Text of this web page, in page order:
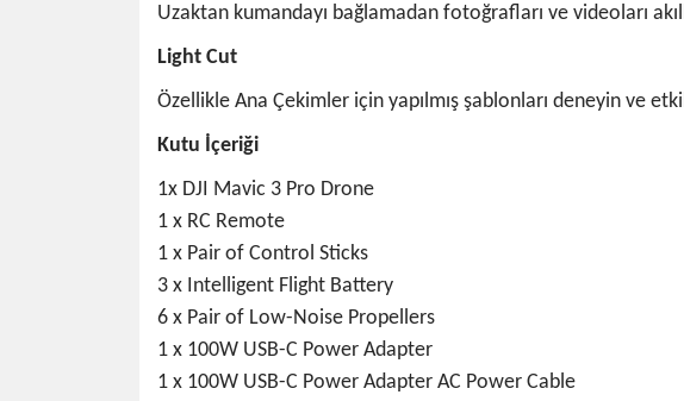
Uzaktan kumandayı bağlamadan fotoğrafları ve videoları
Light Cut
Özellikle Ana Çekimler için yapılmış şablonları deneyin ve
Kutu İçeriği
1x DJI Mavic 3 Pro Drone
1 x RC Remote
1 x Pair of Control Sticks
3 x Intelligent Flight Battery
6 x Pair of Low-Noise Propellers
1 x 100W USB-C Power Adapter
1 x 100W USB-C Power Adapter AC Power Cable